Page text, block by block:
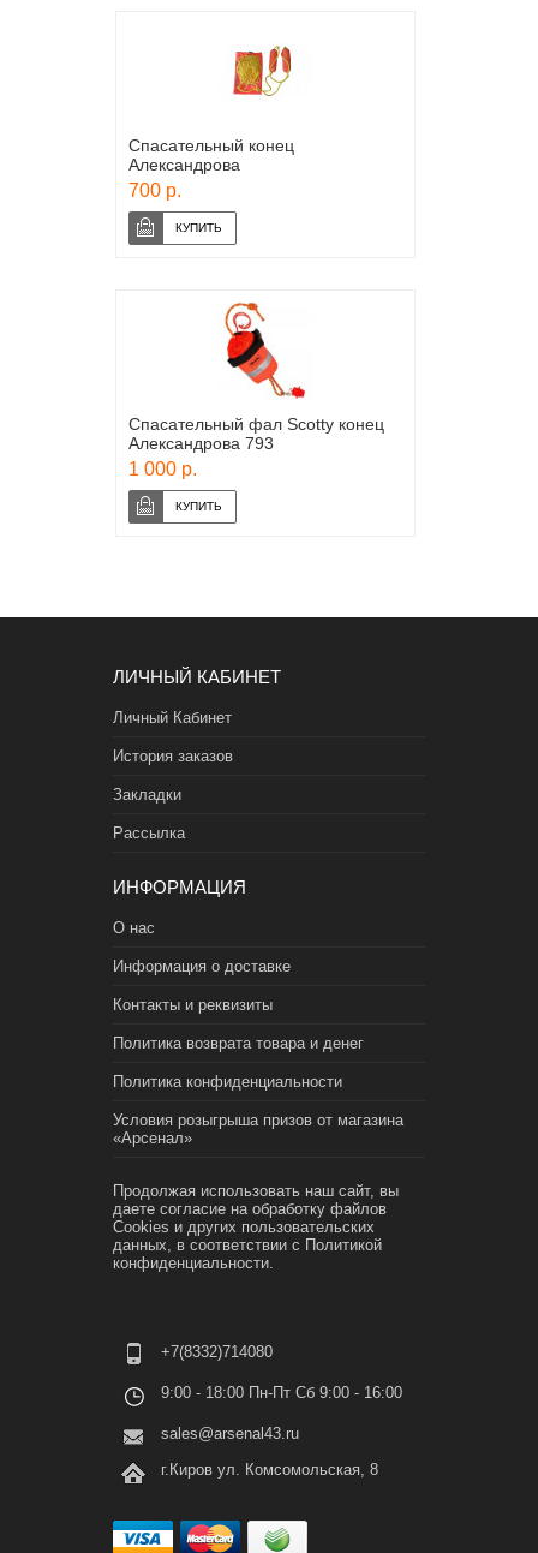
Спасательный конец
Александрова
700 р.
Спасательный фал Scotty конец
Александрова 793
1 000 р.
ЛИЧНЫЙ КАБИНЕТ
Личный Кабинет
История заказов
Закладки
Рассылка
ИНФОРМАЦИЯ
О нас
Информация о доставке
Контакты и реквизиты
Политика возврата товара и денег
Политика конфиденциальности
Условия розыгрыша призов от магазина
«Арсенал»
Продолжая использовать наш сайт, вы
даете согласие на обработку файлов
Cookies и других пользовательских
данных, в соответствии с Политикой
конфиденциальности.
+7(8332)714080
9:00 - 18:00 Пн-Пт Сб 9:00 - 16:00
sales@arsenal43.ru
г.Киров ул. Комсомольская, 8